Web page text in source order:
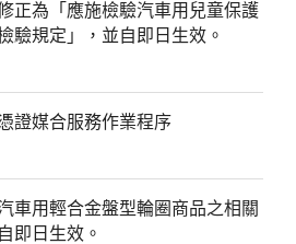
正為「應施檢驗汽車用兒童保護
驗規定」，並自即日生效。
證媒合服務作業程序
車用輕合金盤型輪圈商品之相關
即日生效。